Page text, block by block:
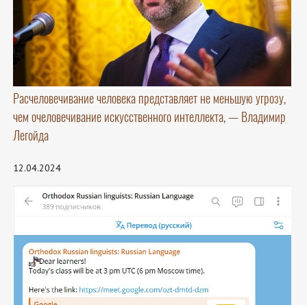
Расчеловечивание человека представляет не меньшую угрозу,
чем очеловечивание искусственного интеллекта, — Владимир
Легойда
12.04.2024